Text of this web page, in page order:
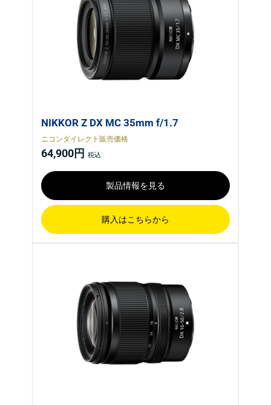
NIKKOR Z DX MC 35mm f/1.7
ニコンダイレクト販売価格
64,900円
製品情報を見る
購入はこちらから